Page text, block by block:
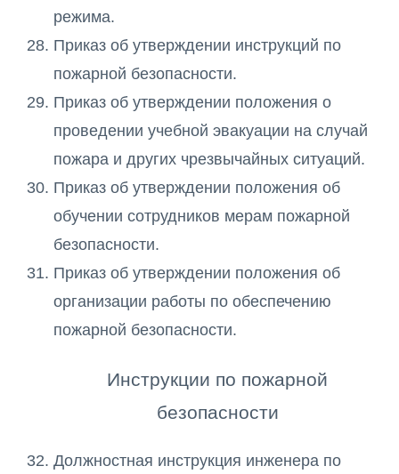
режима.
Приказ об утверждении инструкций по
пожарной безопасности.
Приказ об утверждении положения о
проведении учебной эвакуации на случай
пожара и других чрезвычайных ситуаций.
Приказ об утверждении положения об
обучении сотрудников мерам пожарной
безопасности.
Приказ об утверждении положения об
организации работы по обеспечению
пожарной безопасности.
Инструкции по пожарной
безопасности
Должностная инструкция инженера по